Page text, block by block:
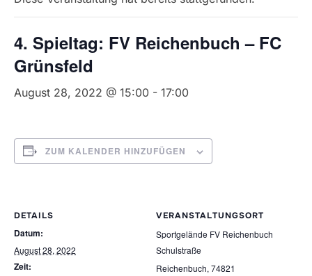
4. Spieltag: FV Reichenbuch – FC
Grünsfeld
August 28, 2022 @ 15:00 - 17:00
ZUM KALENDER HINZUFÜGEN
DETAILS
Datum:
August 28, 2022
Zeit:
VERANSTALTUNGSORT
Sportgelände FV Reichenbuch
Schulstraße
Reichenbuch, 74821